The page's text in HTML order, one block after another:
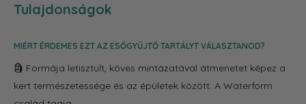
Tulajdonságok
MIÉRT ÉRDEMES EZT AZ ESŐGYŰJTŐ TARTÁLYT VÁLASZTANOD?
🗿 Formája letisztult, köves mintázatával átmenetet képez a
kert természetessége és az épületek között. A Waterform